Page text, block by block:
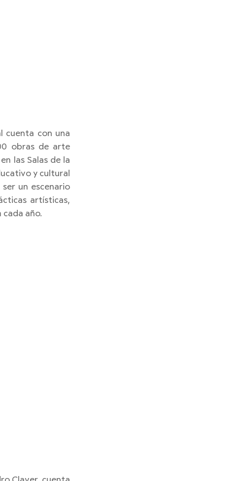
cuenta con una
obras de arte
las Salas de la
y cultural
un escenario
artísticas,
cada año.